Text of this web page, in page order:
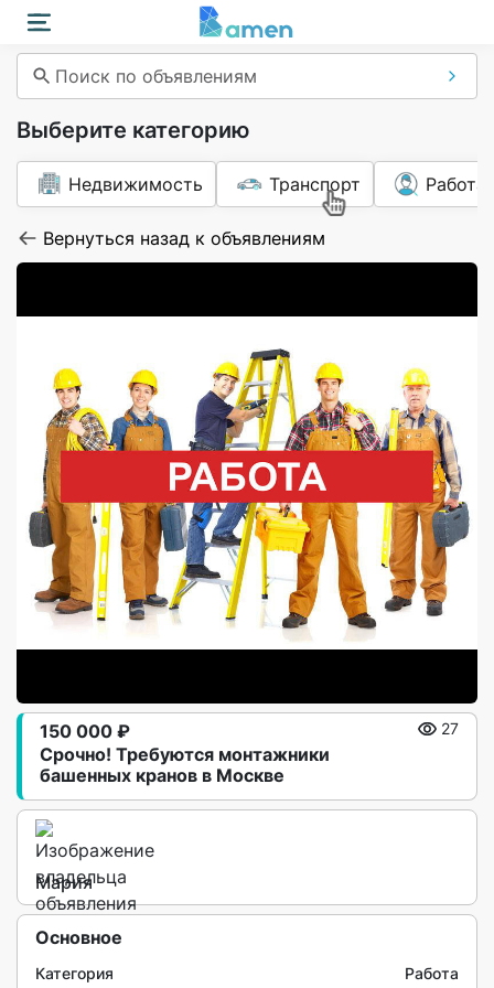
Поиск по объявлениям
Выберите категорию
Недвижимость Транспорт Работа
Вернуться назад к объявлениям
Срочно! Требуются монтажники
башенных кранов в Москве
150 000 ₽ 27
Мария
Основное
Категория
Работа